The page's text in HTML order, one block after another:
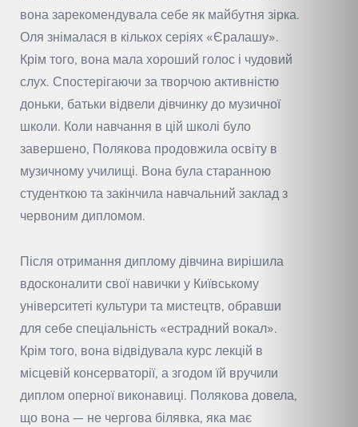
вона зарекомендувала себе як майбутня зірка.
Оля знімалася в кількох серіях «Єралашу».
Крім того, вона мала хороший голос і чудовий
слух. Спостерігаючи за творчою активністю
доньки, батьки відвели дівчинку до музичної
школи. Коли навчання в цій школі було
завершено, Полякова продовжила освіту в
музичному училищі. Вона була старанною
студенткою та закінчила навчальний заклад з
червоним дипломом.
Після отримання диплому дівчина вирішила
вдосконалити свої навички у Київському
університеті культури та мистецтв, обравши
для себе спеціальність «естрадний вокал».
Крім того, вона відвідувала курс лекцій в
місцевій консерваторії, а згодом їй вручили
диплом оперної виконавиці. Полякова довела,
що вона — не чергова білявка, яка має